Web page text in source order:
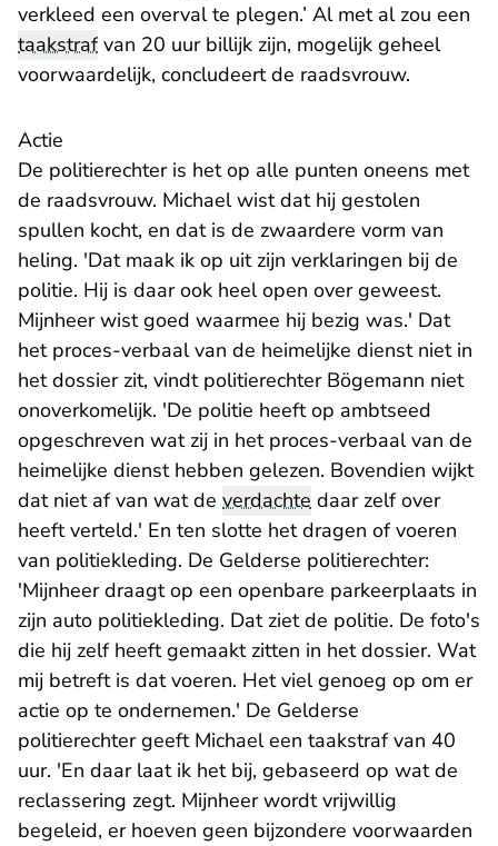
verkleed een overval te plegen.’ Al met al zou een
taakstrafvan 20 uur billijk zijn, mogelijk geheel
voorwaardelijk, concludeert de raadsvrouw.
Actie
De politierechter is het op alle punten oneens met
de raadsvrouw. Michael wist dat hij gestolen
spullen kocht, en dat is de zwaardere vorm van
heling. 'Dat maak ik op uit zijn verklaringen bij de
politie. Hij is daar ook heel open over geweest.
Mijnheer wist goed waarmee hij bezig was.' Dat
het proces-verbaal van de heimelijke dienst niet in
het dossier zit, vindt politierechter Bögemann niet
onoverkomelijk. 'De politie heeft op ambtseed
opgeschreven wat zij in het proces-verbaal van de
heimelijke dienst hebben gelezen. Bovendien wijkt
dat niet af van wat de verdachte daar zelf over
heeft verteld.' En ten slotte het dragen of voeren
van politiekleding. De Gelderse politierechter:
'Mijnheer draagt op een openbare parkeerplaats in
zijn auto politiekleding. Dat ziet de politie. De foto's
die hij zelf heeft gemaakt zitten in het dossier. Wat
mij betreft is dat voeren. Het viel genoeg op om er
actie op te ondernemen.' De Gelderse
politierechter geeft Michael een taakstraf van 40
uur. 'En daar laat ik het bij, gebaseerd op wat de
reclassering zegt. Mijnheer wordt vrijwillig
begeleid, er hoeven geen bijzondere voorwaarden